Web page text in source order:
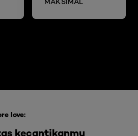
kecantikanmu
love: